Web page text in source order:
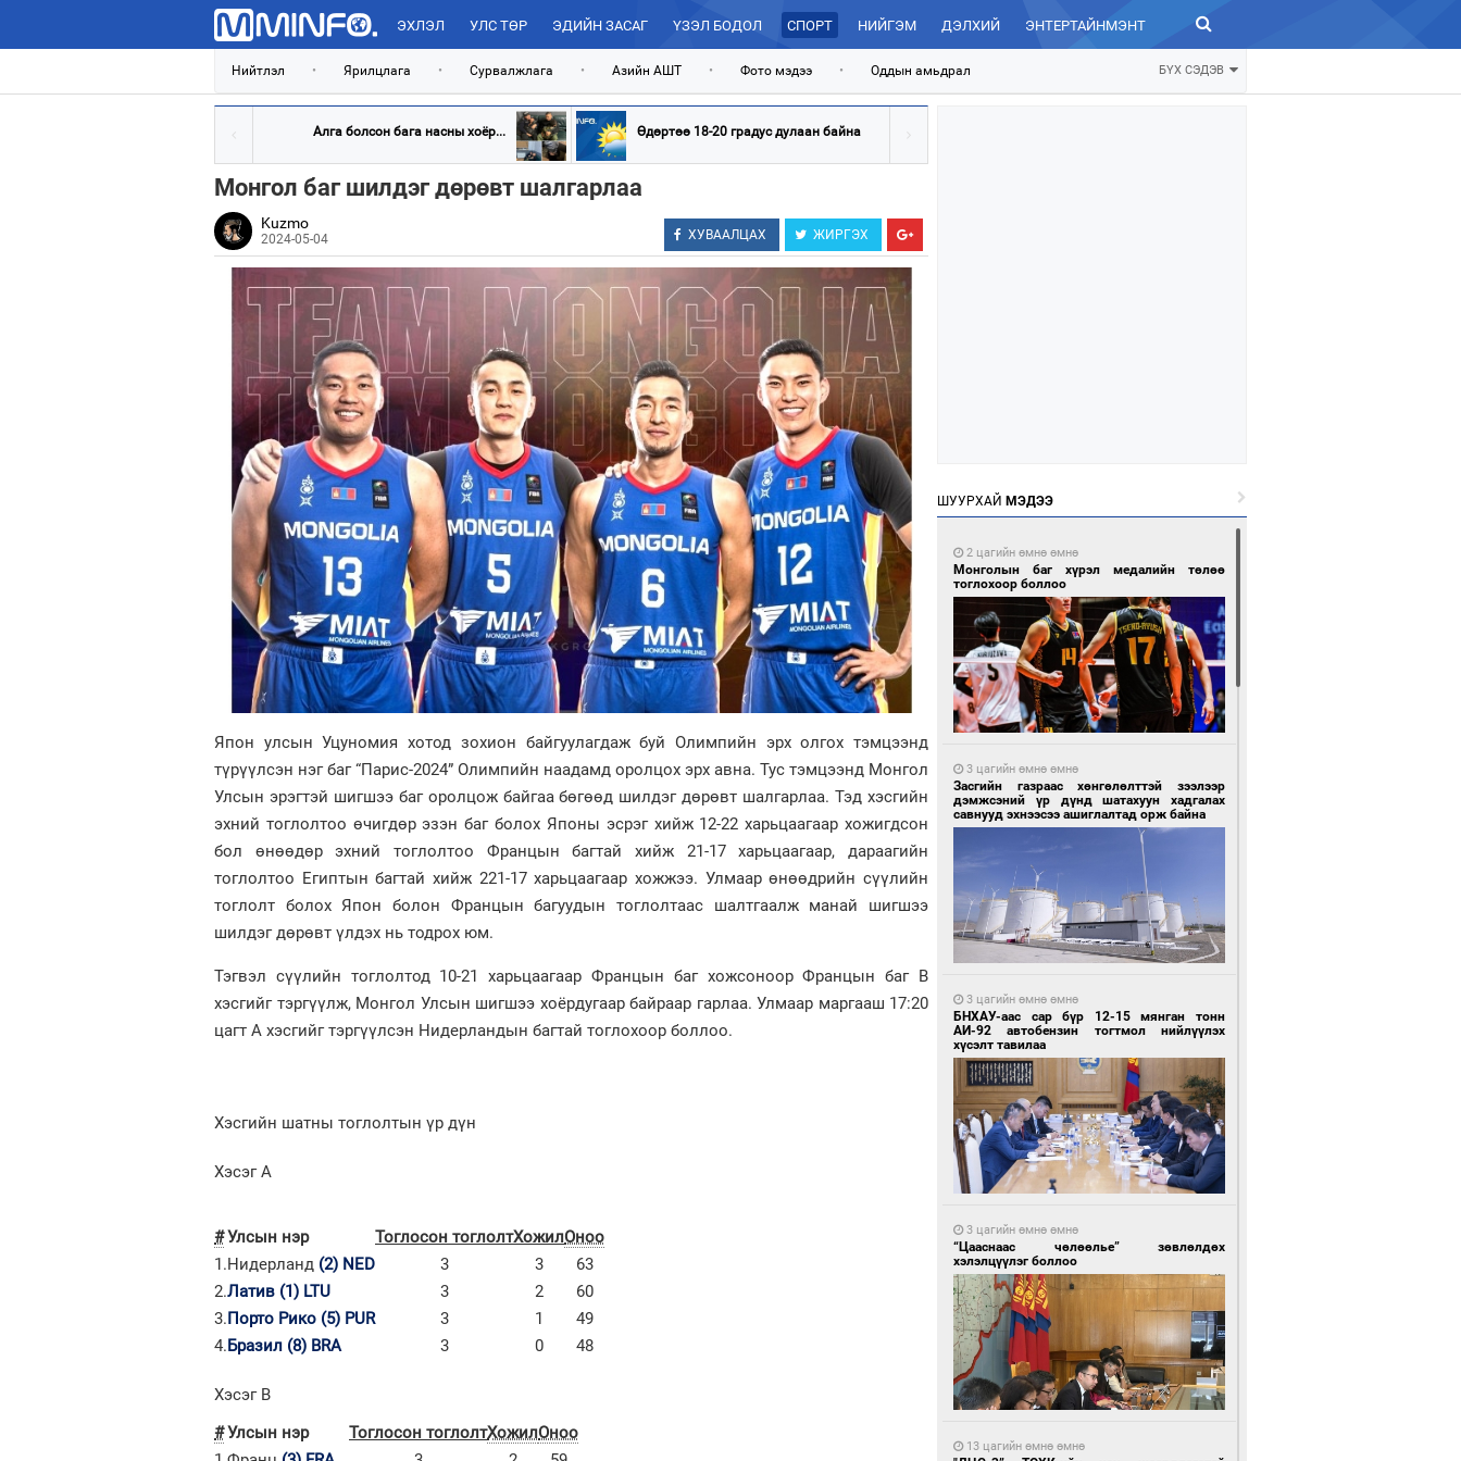
ЭХЛЭЛ УЛС ТӨР ЭДИЙН ЗАСАГ ҮЗЭЛ БОДОЛ СПОРТ НИЙГЭМ ДЭЛХИЙ ЭНТЕРТАЙНМЭНТ ЗУРХАЙ
Нийтлэл • Ярилцлага • Сурвалжлага • Азийн АШТ • Фото мэдээ • Оддын амьдрал БҮХ СЭДЭВ
Алга болсон бага насны хоёр... Өдөртөө 18-20 градус дулаан байна
Монгол баг шилдэг дөрөвт шалгарлаа
Kuzmo
2024-05-04 ХУВААЛЦАХ ЖИРГЭХ
Япон улсын Уцуномия хотод зохион байгуулагдаж буй Олимпийн эрх олгох тэмцээнд
түрүүлсэн нэг баг “Парис-2024” Олимпийн наадамд оролцох эрх авна. Тус тэмцээнд Монгол
Улсын эрэгтэй шигшээ баг оролцож байгаа бөгөөд шилдэг дөрөвт шалгарлаа. Тэд хэсгийн
эхний тоглолтоо өчигдөр эзэн баг болох Японы эсрэг хийж 12-22 харьцаагаар хожигдсон
бол өнөөдөр эхний тоглолтоо Францын багтай хийж 21-17 харьцаагаар, дараагийн
тоглолтоо Египтын багтай хийж 221-17 харьцаагаар хожжээ. Улмаар өнөөдрийн сүүлийн
тоглолт болох Япон болон Францын багуудын тоглолтаас шалтгаалж манай шигшээ
шилдэг дөрөвт үлдэх нь тодрох юм.
Тэгвэл сүүлийн тоглолтод 10-21 харьцаагаар Францын баг хожсоноор Францын баг В
хэсгийг тэргүүлж, Монгол Улсын шигшээ хоёрдугаар байраар гарлаа. Улмаар маргааш 17:20
цагт А хэсгийг тэргүүлсэн Нидерландын багтай тоглохоор боллоо.
Хэсгийн шатны тоглолтын үр дүн
Хэсэг A
#Улсын нэр Тоглосон тоглолтХожилОноо
1.Нидерланд (2) NED 3 3
63
2.Латив (1) LTU 3 2
60
3.Порто Рико (5) PUR 3 1
49
4.Бразил (8) BRA 3 0 48
Хэсэг B
#Улсын нэр Тоглосон тоглолтХожилОноо
ШУУРХАЙ МЭДЭЭ
2 цагийн өмнө өмнө
Монголын баг хүрэл медалийн төлөө
тоглохоор боллоо
3 цагийн өмнө өмнө
Засгийн газраас хөнгөлөлттэй зээлээр
дэмжсэний үр дүнд шатахуун хадгалах
савнууд эхнээсээ ашиглалтад орж байна
3 цагийн өмнө өмнө
БНХАУ-аас сар бүр 12-15 мянган тонн
АИ-92 автобензин тогтмол нийлүүлэх
хүсэлт тавилаа
3 цагийн өмнө өмнө
“Цааснаас чөлөөлье” зөвлөлдөх
хэлэлцүүлэг боллоо
13 цагийн өмнө өмнө